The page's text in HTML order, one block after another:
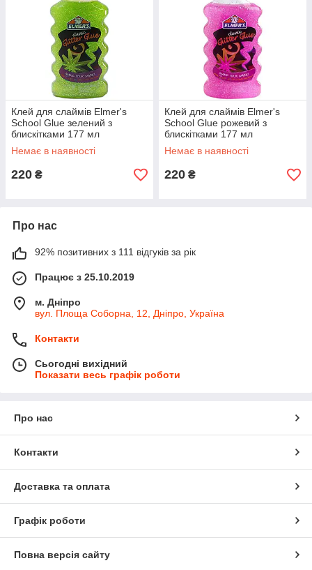
Клей для слаймів Elmer's
School Glue зелений з
блискітками 177 мл
Немає в наявності
220 ₴
Клей для слаймів Elmer's
School Glue рожевий з
блискітками 177 мл
Немає в наявності
220 ₴
Про нас
92% позитивних з 111 відгуків за рік
Працює з 25.10.2019
м. Дніпро
вул. Площа Соборна, 12, Дніпро, Україна
Контакти
Сьогодні вихідний
Показати весь графік роботи
Про нас
Контакти
Доставка та оплата
Графік роботи
Повна версія сайту